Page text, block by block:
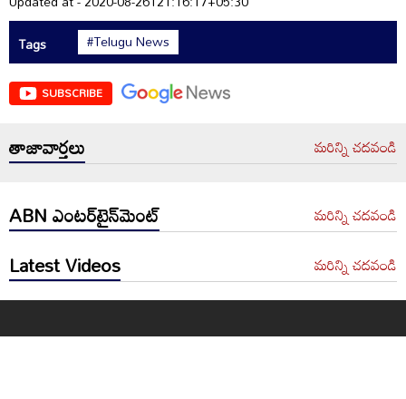
Tags
#Telugu News
SUBSCRIBE
తాజావార్తలు మరిన్ని చదవండి
ABN ఎంటర్‌టైన్‌మెంట్ మరిన్ని చదవండి
Latest Videos మరిన్ని చదవండి